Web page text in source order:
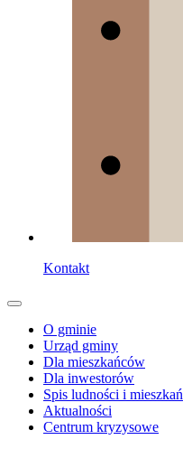
Kontakt
O gminie
Urząd gminy
Dla mieszkańców
Dla inwestorów
Spis ludności i mieszkań
Aktualności
Centrum kryzysowe